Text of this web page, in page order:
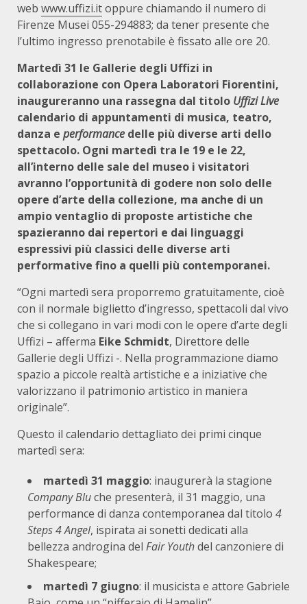
web www.uffizi.itoppure chiamando il numero di
Firenze Musei 055-294883; da tener presente che
l’ultimo ingresso prenotabile è fissato alle ore 20.
Martedì 31 le Gallerie degli Uffizi in
collaborazione con Opera Laboratori Fiorentini,
inaugureranno una rassegna dal titolo Uffizi Live
calendario di appuntamenti di musica, teatro,
danza e performance delle più diverse arti dello
spettacolo. Ogni martedì tra le 19 e le 22,
all’interno delle sale del museo i visitatori
avranno l’opportunità di godere non solo delle
opere d’arte della collezione, ma anche di un
ampio ventaglio di proposte artistiche che
spazieranno dai repertori e dai linguaggi
espressivi più classici delle diverse arti
performative fino a quelli più contemporanei.
“Ogni martedì sera proporremo gratuitamente, cioè
con il normale biglietto d’ingresso, spettacoli dal vivo
che si collegano in vari modi con le opere d’arte degli
Uffizi – afferma Eike Schmidt, Direttore delle
Gallerie degli Uffizi -. Nella programmazione diamo
spazio a piccole realtà artistiche e a iniziative che
valorizzano il patrimonio artistico in maniera
originale”.
Questo il calendario dettagliato dei primi cinque
martedì sera:
martedì 31 maggio: inaugurerà la stagione
Company Bluche presenterà, il 31 maggio, una
performance di danza contemporanea dal titolo 4
Steps 4 Angel, ispirata ai sonetti dedicati alla
bellezza androgina del Fair Youthdel canzoniere di
Shakespeare;
martedì 7 giugno: il musicista e attore Gabriele